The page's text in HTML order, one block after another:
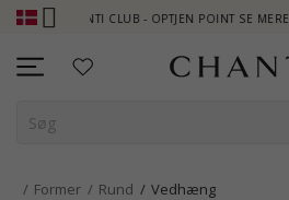
CLUB - OPTJEN POINT SE MERE - KLIK HER
Former Rund Vedhæng